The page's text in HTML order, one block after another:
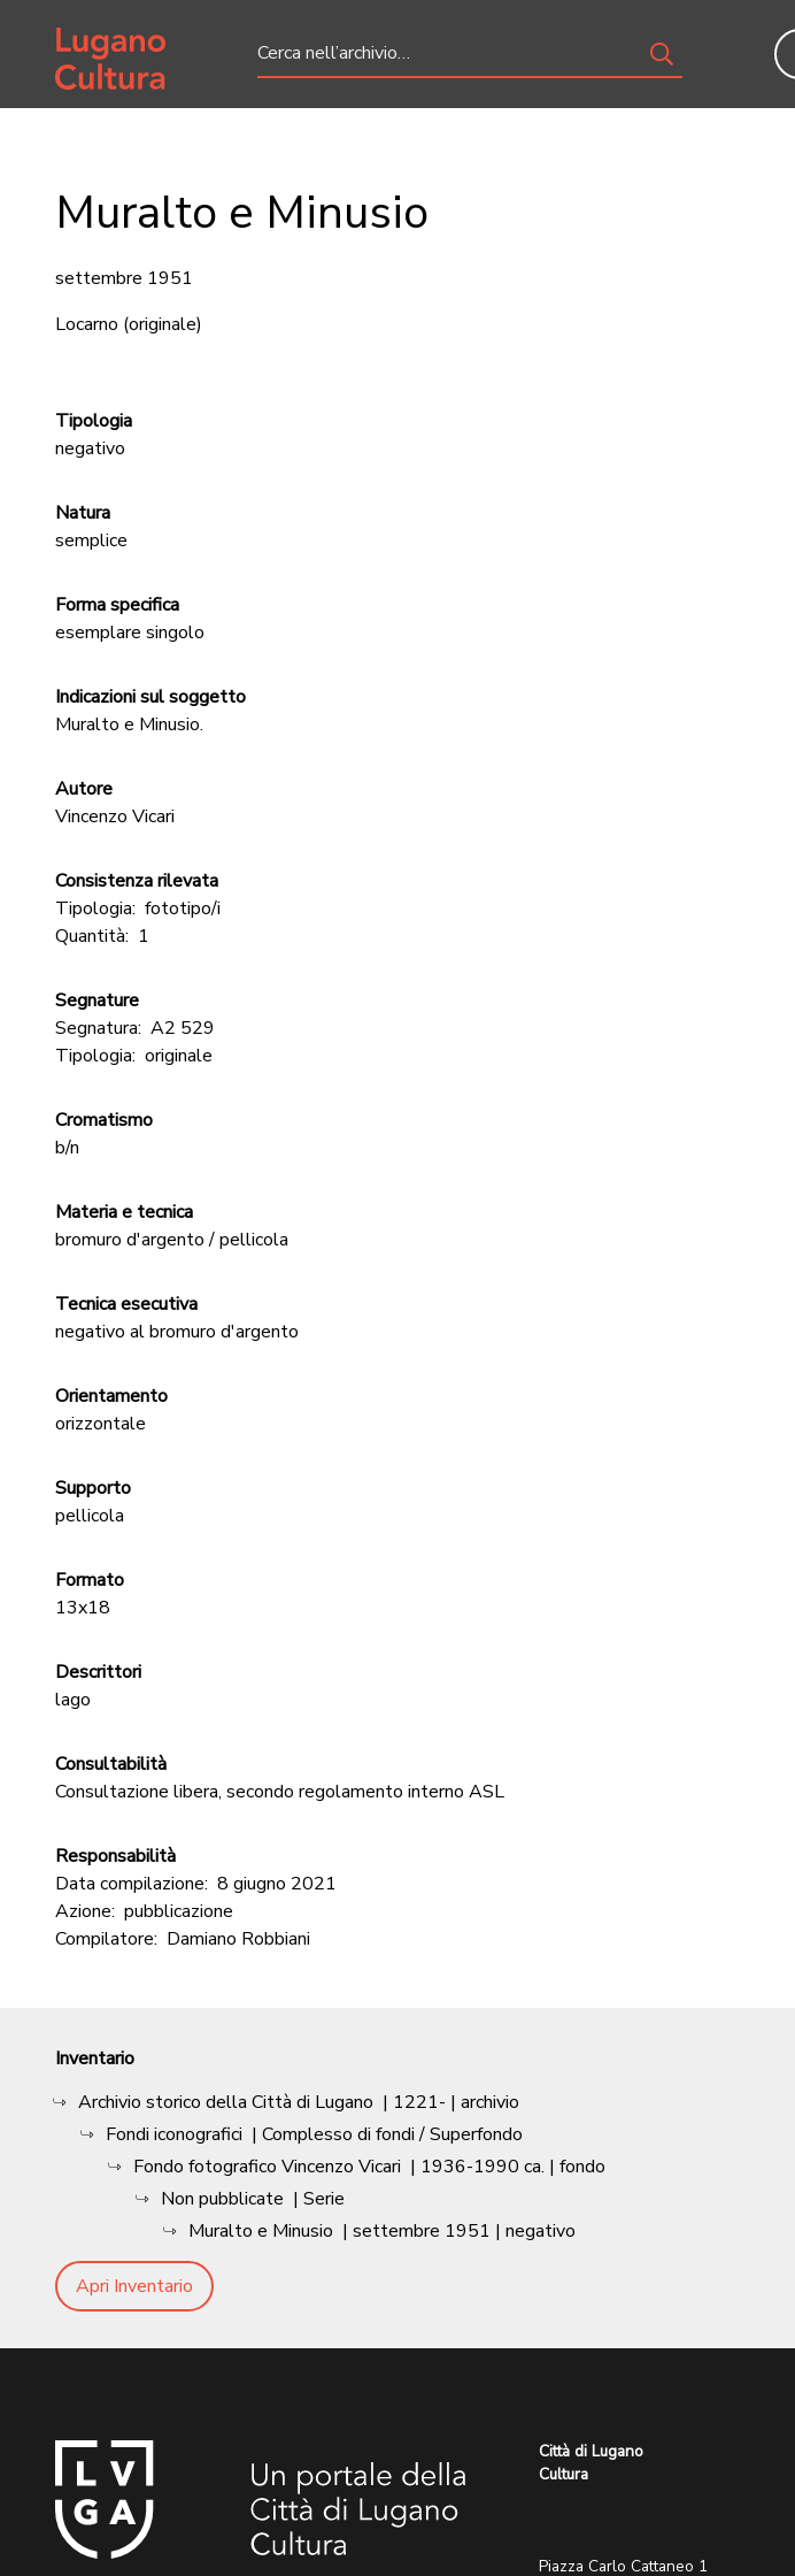
Home page
Muralto e Minusio
settembre 1951
Locarno (originale)
Tipologia
negativo
Natura
semplice
Forma specifica
esemplare singolo
Indicazioni sul soggetto
Muralto e Minusio.
Autore
Vincenzo Vicari
Consistenza rilevata
Tipologia: fototipo/i
Quantità: 1
Segnature
Segnatura: A2 529
Tipologia: originale
Cromatismo
b/n
Materia e tecnica
bromuro d'argento / pellicola
Tecnica esecutiva
negativo al bromuro d'argento
Orientamento
orizzontale
Supporto
pellicola
Formato
13x18
Descrittori
lago
Consultabilità
Consultazione libera, secondo regolamento interno ASL
Responsabilità
Data compilazione: 8 giugno 2021
Azione: pubblicazione
Compilatore: Damiano Robbiani
Inventario
Archivio storico della Città di Lugano | 1221- | archivio
Fondi iconografici | Complesso di fondi / Superfondo
Fondo fotografico Vincenzo Vicari | 1936-1990 ca. | fondo
Non pubblicate | Serie
Muralto e Minusio | settembre 1951 | negativo
Apri Inventario
Città di Lugano
Cultura
Piazza Carlo Cattaneo 1